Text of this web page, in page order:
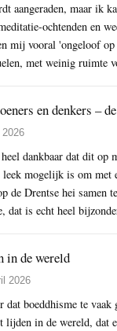
aangeraden, maar ik
ochtenden en
mij vooral 'ongeloof
met weinig ruimte
en denkers –
dankbaar dat dit op
mogelijk is om met
de Drentse hei samen
dat is echt heel
in de wereld
2026
boeddhisme te vaak
lijden in de wereld, dat